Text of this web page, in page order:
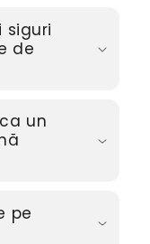
siguri
de
un
pe